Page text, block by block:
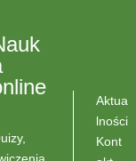
Aktua
lności
Kont